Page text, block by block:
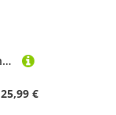
Wdbild Multifunktionale Schnorchels Maskenfamilie Schnorchel Set Panoramablick Mit Faltbarem Rahmen Sicherer Atemfaltungsschnorcheln Für Erwachsene
25,99 €